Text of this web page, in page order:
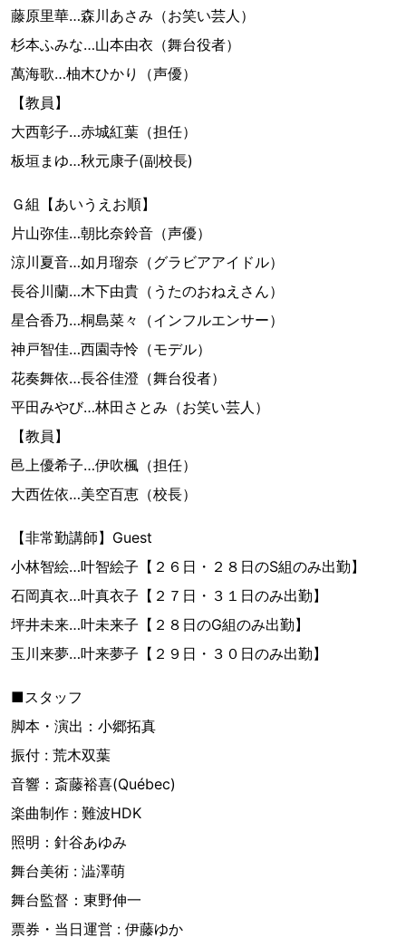
藤原里華…森川あさみ（お笑い芸人）
杉本ふみな…山本由衣（舞台役者）
萬海歌…柚木ひかり（声優）
【教員】
大西彰子…赤城紅葉（担任）
板垣まゆ…秋元康子(副校長)
Ｇ組【あいうえお順】
片山弥佳…朝比奈鈴音（声優）
涼川夏音…如月瑠奈（グラビアアイドル）
長谷川蘭…木下由貴（うたのおねえさん）
星合香乃…桐島菜々（インフルエンサー）
神戸智佳…西園寺怜（モデル）
花奏舞依…長谷佳澄（舞台役者）
平田みやび…林田さとみ（お笑い芸人）
【教員】
邑上優希子…伊吹楓（担任）
大西佐依…美空百恵（校長）
【非常勤講師】Guest
小林智絵…叶智絵子【２６日・２８日のS組のみ出勤】
石岡真衣…叶真衣子【２７日・３１日のみ出勤】
坪井未来…叶未来子【２８日のG組のみ出勤】
玉川来夢…叶来夢子【２９日・３０日のみ出勤】
■スタッフ
脚本・演出：小郷拓真
振付 : 荒木双葉
音響：斎藤裕喜(Québec)
楽曲制作 : 難波HDK
照明：針谷あゆみ
舞台美術 : 澁澤萌
舞台監督：東野伸一
票券・当日運営 : 伊藤ゆか